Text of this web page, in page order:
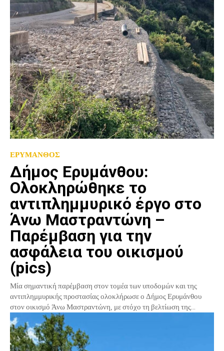
ΕΡΥΜΑΝΘΟΣ
Δήμος Ερυμάνθου:
Ολοκληρώθηκε το
αντιπλημμυρικό έργο στο
Άνω Μαστραντώνη –
Παρέμβαση για την
ασφάλεια του οικισμού
(pics)
Μία σημαντική παρέμβαση στον τομέα των υποδομών και της
αντιπλημμυρικής προστασίας ολοκλήρωσε ο Δήμος Ερυμάνθου
στον οικισμό Άνω Μαστραντώνη, με στόχο τη βελτίωση της...